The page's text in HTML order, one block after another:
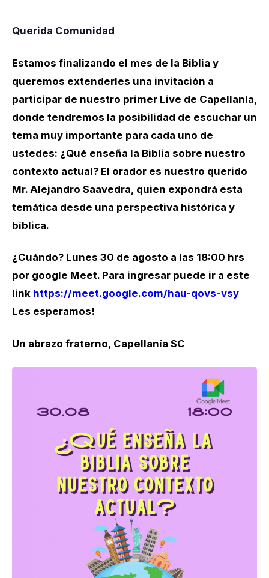
Querida Comunidad
Estamos finalizando el mes de la Biblia y
queremos extenderles una invitación a
participar de nuestro primer Live de Capellanía,
donde tendremos la posibilidad de escuchar un
tema muy importante para cada uno de
ustedes: ¿Qué enseña la Biblia sobre nuestro
contexto actual? El orador es nuestro querido
Mr. Alejandro Saavedra, quien expondrá esta
temática desde una perspectiva histórica y
bíblica.
¿Cuándo? Lunes 30 de agosto a las 18:00 hrs
por google Meet. Para ingresar puede ir a este
link https://meet.google.com/hau-qovs-vsy
Les esperamos!
Un abrazo fraterno, Capellanía SC